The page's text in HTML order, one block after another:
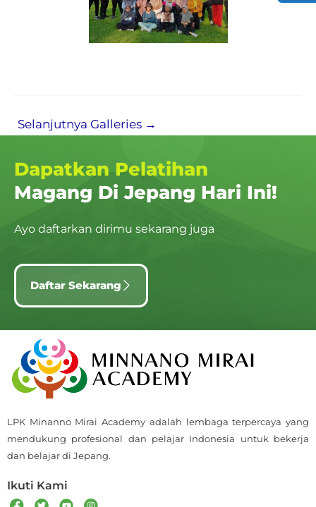
Selanjutnya Galleries →
Dapatkan Pelatihan
Magang Di Jepang Hari Ini!
Ayo daftarkan dirimu sekarang juga
Daftar Sekarang
LPK Minanno Mirai Academy adalah lembaga terpercaya yang
mendukung profesional dan pelajar Indonesia untuk bekerja
dan belajar di Jepang.
Ikuti Kami